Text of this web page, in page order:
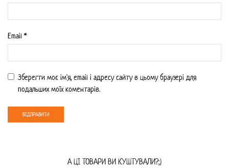
Email *
Зберегти моє ім'я, email і адресу сайту в цьому браузері для
подальших моїх коментарів.
А ЦI ТОВАРИ ВИ КУШТУВАЛИ?;)